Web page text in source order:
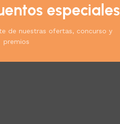
especiales
de nuestras ofertas, concurso y
premios